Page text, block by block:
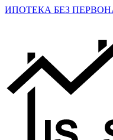
ИПОТЕКА БЕЗ